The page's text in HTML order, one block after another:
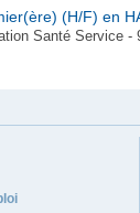
(H/F) en
Santé Service -